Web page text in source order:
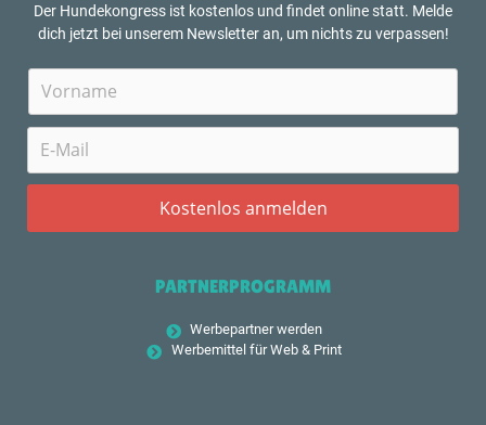
Der Hundekongress ist kostenlos und findet online statt. Melde
dich jetzt bei unserem Newsletter an, um nichts zu verpassen!
PARTNERPROGRAMM
Werbepartner werden
Werbemittel für Web & Print